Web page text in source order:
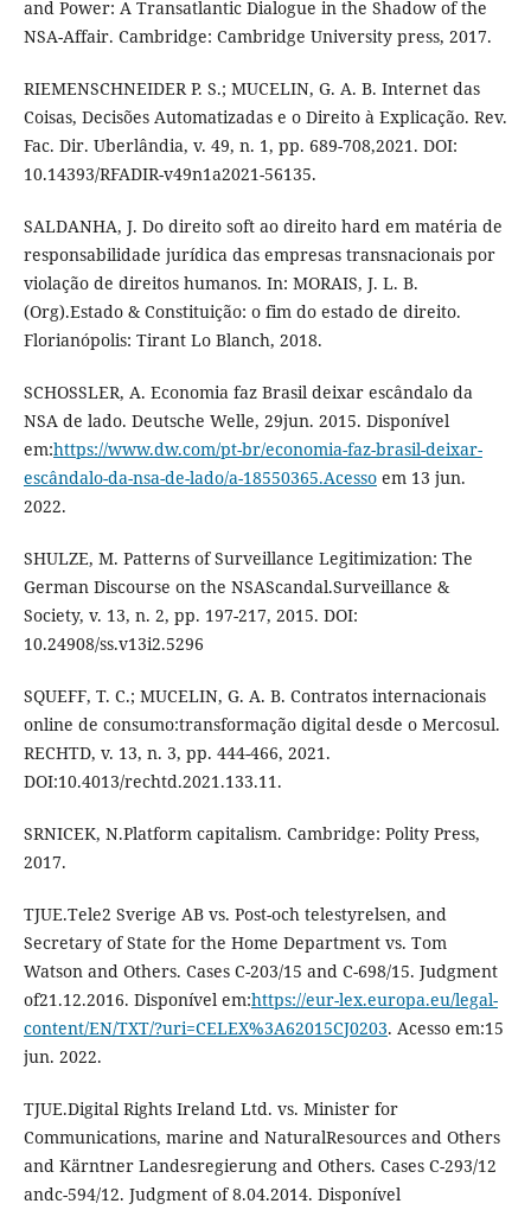
and Power: A Transatlantic Dialogue in the Shadow of the
NSA-Affair. Cambridge: Cambridge University press, 2017.
RIEMENSCHNEIDER P. S.; MUCELIN, G. A. B. Internet das
Coisas, Decisões Automatizadas e o Direito à Explicação. Rev.
Fac. Dir. Uberlândia, v. 49, n. 1, pp. 689-708,2021. DOI:
10.14393/RFADIR-v49n1a2021-56135.
SALDANHA, J. Do direito soft ao direito hard em matéria de
responsabilidade jurídica das empresas transnacionais por
violação de direitos humanos. In: MORAIS, J. L. B.
(Org).Estado & Constituição: o fim do estado de direito.
Florianópolis: Tirant Lo Blanch, 2018.
SCHOSSLER, A. Economia faz Brasil deixar escândalo da
NSA de lado. Deutsche Welle, 29jun. 2015. Disponível
em:https://www.dw.com/pt-br/economia-faz-brasil-deixar-
escândalo-da-nsa-de-lado/a-18550365.Acessoem 13 jun.
2022.
SHULZE, M. Patterns of Surveillance Legitimization: The
German Discourse on the NSAScandal.Surveillance &
Society, v. 13, n. 2, pp. 197-217, 2015. DOI:
10.24908/ss.v13i2.5296
SQUEFF, T. C.; MUCELIN, G. A. B. Contratos internacionais
online de consumo:transformação digital desde o Mercosul.
RECHTD, v. 13, n. 3, pp. 444-466, 2021.
DOI:10.4013/rechtd.2021.133.11.
SRNICEK, N.Platform capitalism. Cambridge: Polity Press,
2017.
TJUE.Tele2 Sverige AB vs. Post-och telestyrelsen, and
Secretary of State for the Home Department vs. Tom
Watson and Others. Cases C-203/15 and C-698/15. Judgment
of21.12.2016. Disponível em:https://eur-lex.europa.eu/legal-
content/EN/TXT/?uri=CELEX%3A62015CJ0203. Acesso em:15
jun. 2022.
TJUE.Digital Rights Ireland Ltd. vs. Minister for
Communications, marine and NaturalResources and Others
and Kärntner Landesregierung and Others. Cases C-293/12
andc-594/12. Judgment of 8.04.2014. Disponível